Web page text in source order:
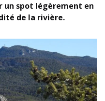
un spot légèrement en
de la rivière.